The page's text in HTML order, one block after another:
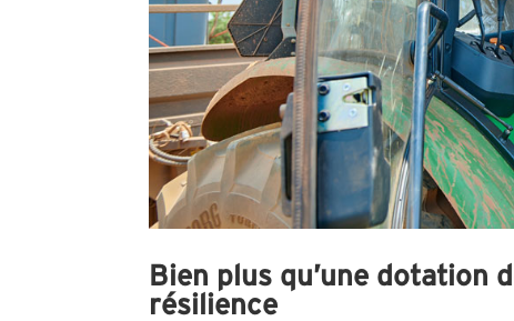
Bien plus qu’une dotation
résilience